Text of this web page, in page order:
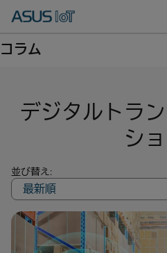
コラム
デジタルトラ
シ
並び替え:
最新順